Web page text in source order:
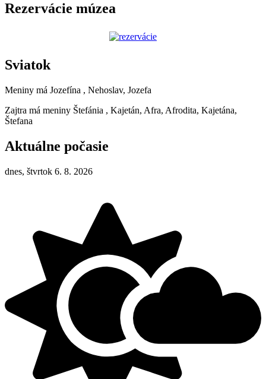
Rezervácie múzea
Sviatok
Meniny má Jozefína , Nehoslav, Jozefa
Zajtra má meniny Štefánia , Kajetán, Afra, Afrodita, Kajetána,
Štefana
Aktuálne počasie
dnes, štvrtok 6. 8. 2026